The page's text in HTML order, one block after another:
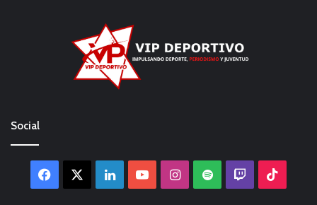
Social
Facebook LinkedInYouTubeInstagram
Spotify Twitch